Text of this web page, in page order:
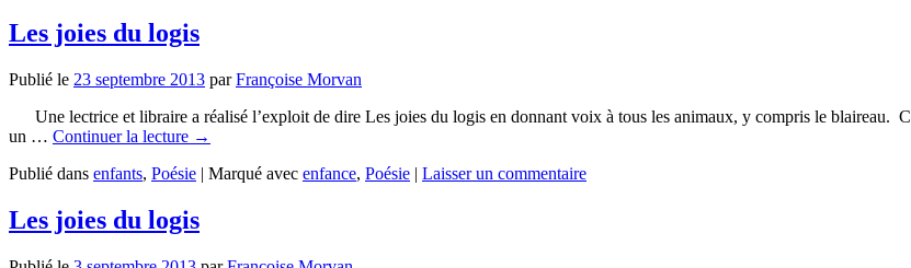
Les joies du logis
Publié le 23 septembre 2013 par Françoise Morvan
Une lectrice et libraire a réalisé l’exploit de dire Les joies du logis en donnant voix à tous les animaux, y compris le blaireau.
un … Continuer la lecture →
Publié dans enfants, Poésie | Marqué avec enfance, Poésie | Laisser un commentaire
Les joies du logis